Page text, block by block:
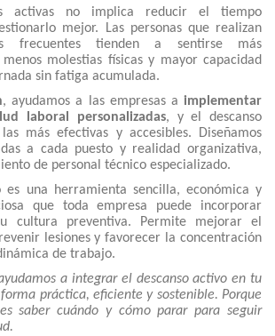
activas no implica reducir el tiempo
mejor. Las personas que realizan
frecuentes tienden a sentirse más
molestias físicas y mayor capacidad
sin fatiga acumulada.
, ayudamos a las empresas aimplementar
laboral personalizadas, y el descanso
más efectivas y accesibles. Diseñamos
a cada puesto y realidad organizativa,
de personal técnico especializado.
es una herramienta sencilla, económica y
que toda empresa puede incorporar
cultura preventiva. Permite mejorar el
lesiones y favorecer la concentración
de trabajo.
a integrar el descanso activo en tu
práctica, eficiente y sostenible. Porque
saber cuándo y cómo parar para seguir